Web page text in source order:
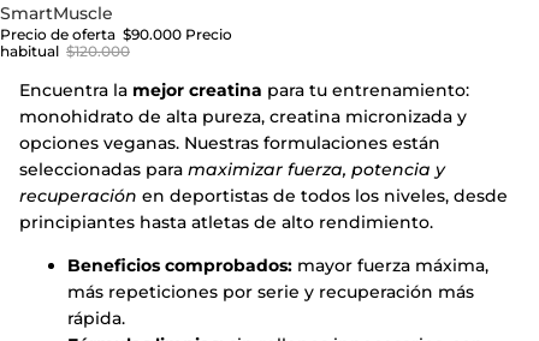
SmartMuscle
Precio de oferta $90.000 Precio
habitual $120.000
Encuentra la mejor creatina para tu entrenamiento:
monohidrato de alta pureza, creatina micronizada y
opciones veganas. Nuestras formulaciones están
seleccionadas para maximizar fuerza, potencia y
recuperación en deportistas de todos los niveles, desde
principiantes hasta atletas de alto rendimiento.
Beneficios comprobados: mayor fuerza máxima,
más repeticiones por serie y recuperación más
rápida.